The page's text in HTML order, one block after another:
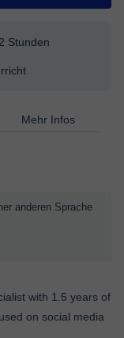
Stunden
Mehr Infos
anderen Sprache
with 1.5 years of
on social media